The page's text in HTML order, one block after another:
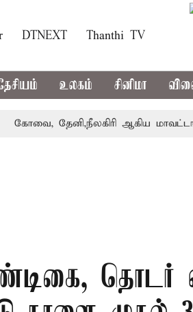
DTNEXT Thanthi TV
உலகம் சினிமா
தேனி,நீலகிரி ஆகிய
தொடர்